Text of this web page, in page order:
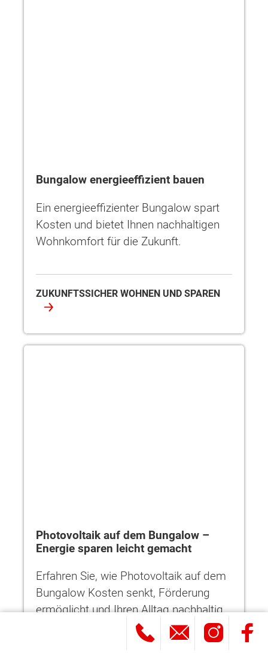
Bungalow energieeffizient bauen
Ein energieeffizienter Bungalow spart
Kosten und bietet Ihnen nachhaltigen
Wohnkomfort für die Zukunft.
ZUKUNFTSSICHER WOHNEN UND SPAREN
Photovoltaik auf dem Bungalow –
Energie sparen leicht gemacht
Erfahren Sie, wie Photovoltaik auf dem
Bungalow Kosten senkt, Förderung
ermöglicht und Ihren Alltag nachhaltig